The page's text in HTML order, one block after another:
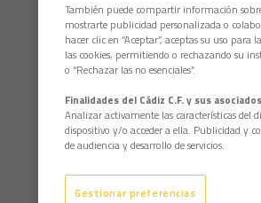
También puede compartir información
mostrarte publicidad personalizada o
hacer clic en “Aceptar”, aceptas su uso
las cookies, permitiendo o rechazando su
o “Rechazar las no esenciales”.
Finalidades del Cádiz C.F. y sus asociados
Analizar activamente las características
dispositivo y/o acceder a ella. Publicidad y
de audiencia y desarrollo de servicios.
Gestionar preferencias